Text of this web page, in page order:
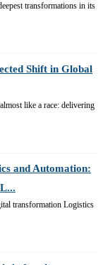
transformations in its
Shift in Global
like a race: delivering
and Automation:
transformation Logistics